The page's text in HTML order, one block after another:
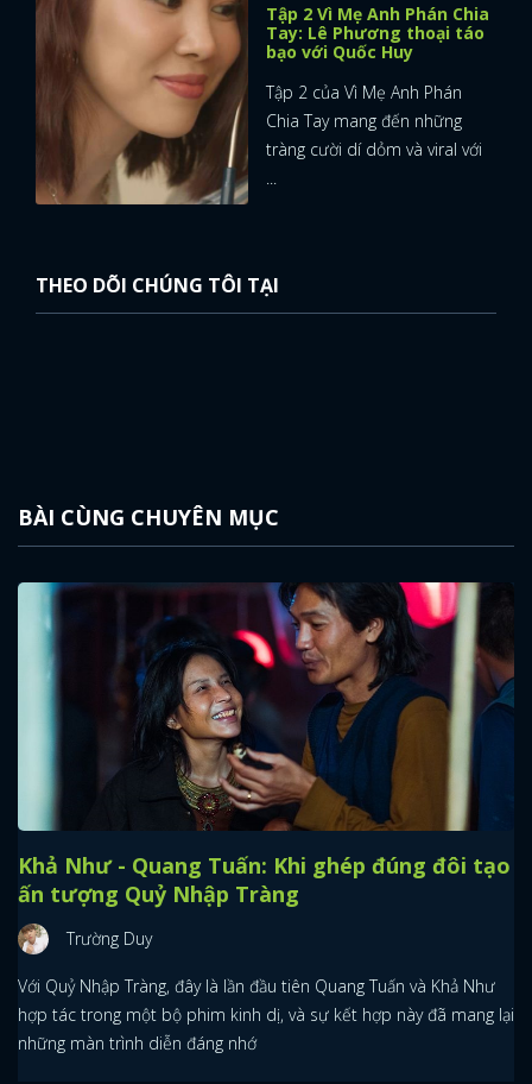
x
ĐĂNG NHẬP
Tập 2 Vì Mẹ Anh Phán Chia
Tay: Lê Phương thoại táo
bạo với Quốc Huy
Tập 2 của Vì Mẹ Anh Phán
Chia Tay mang đến những
tràng cười dí dỏm và viral với
THEO DÕI CHÚNG TÔI TẠI
BÀI CÙNG CHUYÊN MỤC
Khả Như - Quang Tuấn: Khi ghép đúng đôi tạo
ấn tượng Quỷ Nhập Tràng
Trường Duy
Với Quỷ Nhập Tràng, đây là lần đầu tiên Quang Tuấn và Khả Như
hợp tác trong một bộ phim kinh dị, và sự kết hợp này đã mang lại
những màn trình diễn đáng nhớ